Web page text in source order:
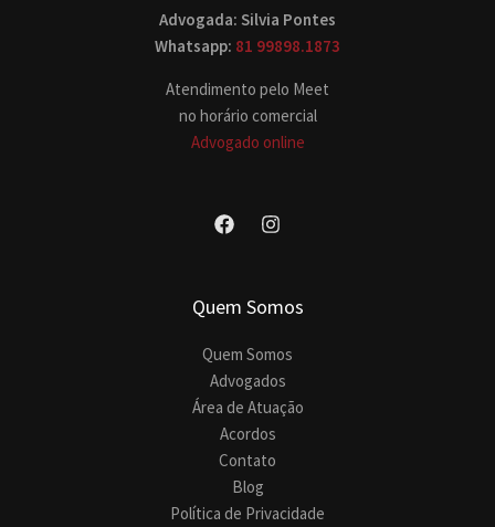
Advogada: Silvia Pontes
Whatsapp: 81 99898.1873
Atendimento pelo Meet
no horário comercial
Advogado online
Quem Somos
Quem Somos
Advogados
Área de Atuação
Acordos
Contato
Blog
Política de Privacidade